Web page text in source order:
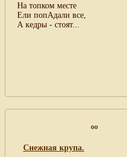
На топком месте
Ели попАдали все,
А кедры - стоят...
oo
Снежная крупа.